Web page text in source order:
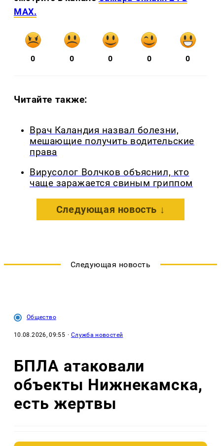
MAX.
0 0 0 0 0
Читайте также:
Врач Каландия назвал болезни,
мешающие получить водительские
права
Вирусолог Волчков объяснил, кто
чаще заражается свиным гриппом
Следующая новость ↓
Следующая новость
Общество
10.08.2026, 09:55 · Служба новостей
БПЛА атаковали
объекты Нижнекамска,
есть жертвы